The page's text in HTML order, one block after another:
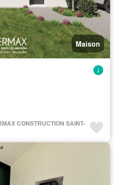
Maison
CONSTRUCTION SAINT-